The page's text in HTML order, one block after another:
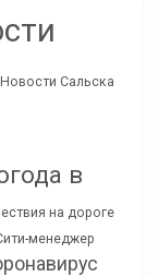
Новости Сальска
в
на дороге
менеджер